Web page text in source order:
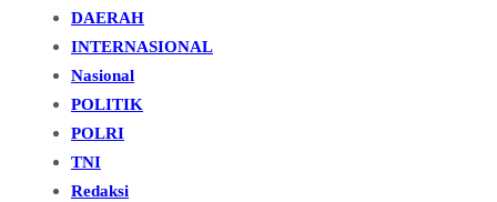
DAERAH
INTERNASIONAL
Nasional
POLITIK
POLRI
TNI
Redaksi